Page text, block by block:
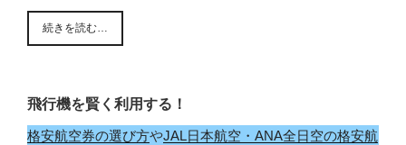
続きを読む…
飛行機を賢く利用する！
格安航空券の選び方やJAL日本航空・ANA全日空の格安航